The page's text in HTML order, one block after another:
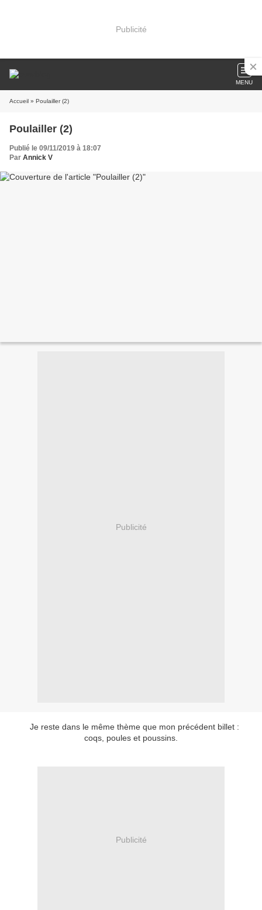
Publicité
MENU
Accueil » Poulailler (2)
Poulailler (2)
Publié le 09/11/2019 à 18:07
Par Annick V
Publicité
Je reste dans le même thème que mon précédent billet :
coqs, poules et poussins.
Publicité